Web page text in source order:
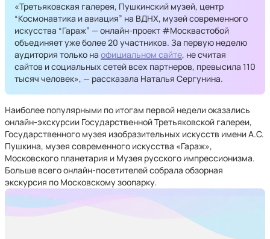
«Третьяковская галерея, Пушкинский музей, центр
“Космонавтика и авиация” на ВДНХ, музей современного
искусства “Гараж” — онлайн-проект #Москвастобой
объединяет уже более 20 участников. За первую неделю
аудитория только на официальном сайте, не считая
сайтов и социальных сетей всех партнеров, превысила 110
тысяч человек», — рассказала Наталья Сергунина.
Наиболее популярными по итогам первой недели оказались
онлайн-экскурсии Государственной Третьяковской галереи,
Государственного музея изобразительных искусств имени А.С.
Пушкина, музея современного искусства «Гараж»,
Московского планетария и Музея русского импрессионизма.
Больше всего онлайн-посетителей собрала обзорная
экскурсия по Московскому зоопарку.